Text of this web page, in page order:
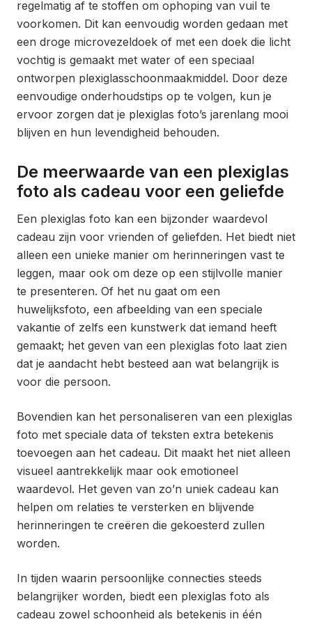
regelmatig af te stoffen om ophoping van vuil te
voorkomen. Dit kan eenvoudig worden gedaan met
een droge microvezeldoek of met een doek die licht
vochtig is gemaakt met water of een speciaal
ontworpen plexiglasschoonmaakmiddel. Door deze
eenvoudige onderhoudstips op te volgen, kun je
ervoor zorgen dat je plexiglas foto’s jarenlang mooi
blijven en hun levendigheid behouden.
De meerwaarde van een plexiglas
foto als cadeau voor een geliefde
Een plexiglas foto kan een bijzonder waardevol
cadeau zijn voor vrienden of geliefden. Het biedt niet
alleen een unieke manier om herinneringen vast te
leggen, maar ook om deze op een stijlvolle manier
te presenteren. Of het nu gaat om een
huwelijksfoto, een afbeelding van een speciale
vakantie of zelfs een kunstwerk dat iemand heeft
gemaakt; het geven van een plexiglas foto laat zien
dat je aandacht hebt besteed aan wat belangrijk is
voor die persoon.
Bovendien kan het personaliseren van een plexiglas
foto met speciale data of teksten extra betekenis
toevoegen aan het cadeau. Dit maakt het niet alleen
visueel aantrekkelijk maar ook emotioneel
waardevol. Het geven van zo’n uniek cadeau kan
helpen om relaties te versterken en blijvende
herinneringen te creëren die gekoesterd zullen
worden.
In tijden waarin persoonlijke connecties steeds
belangrijker worden, biedt een plexiglas foto als
cadeau zowel schoonheid als betekenis in één